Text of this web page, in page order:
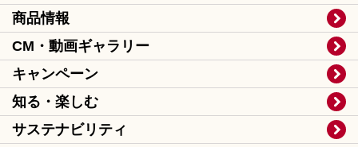
商品情報
CM・動画ギャラリー
キャンペーン
知る・楽しむ
サステナビリティ